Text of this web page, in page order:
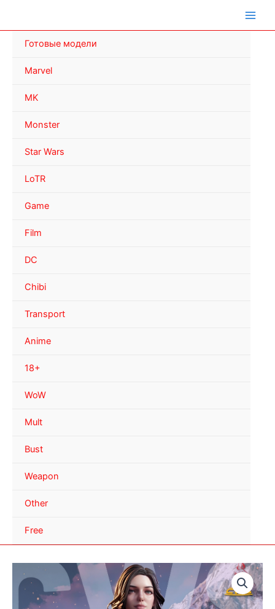
Готовые модели
Marvel
MK
Monster
Star Wars
LoTR
Game
Film
DC
Chibi
Transport
Anime
18+
WoW
Mult
Bust
Weapon
Other
Free